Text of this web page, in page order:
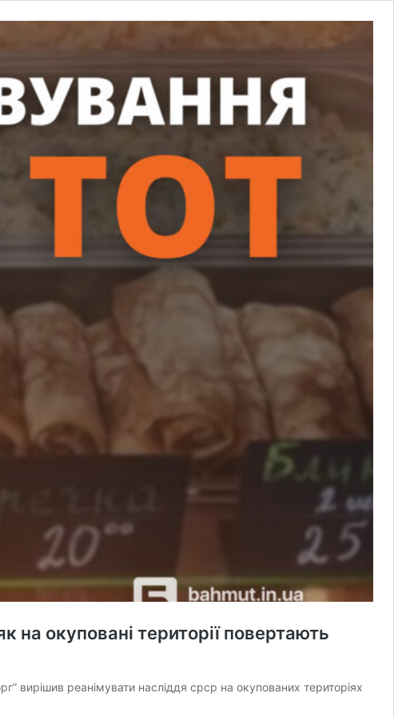
на окуповані території повертають
вирішив реанімувати насліддя срср на окупованих територіях